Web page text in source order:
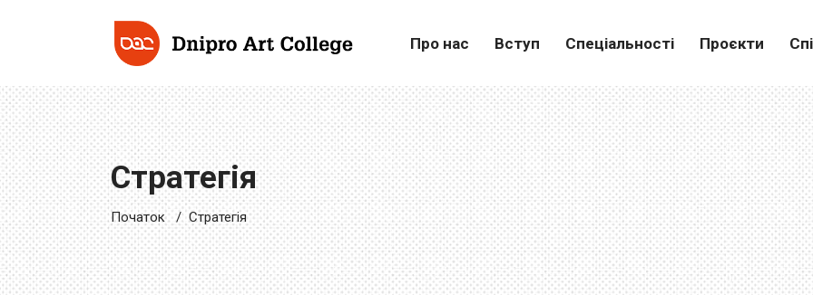
Про нас Вступ Спеціальності Проєкти
Стратегія
Початок /Стратегія